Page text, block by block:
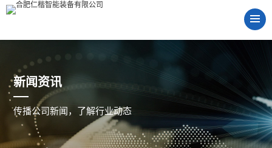
新闻资讯
传播公司新闻，了解行业动态